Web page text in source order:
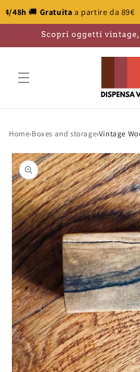
a partire da 89€
Skip to
content
Scopri oggetti
Home›Boxes and storage›Vintage
Skip to
product
information